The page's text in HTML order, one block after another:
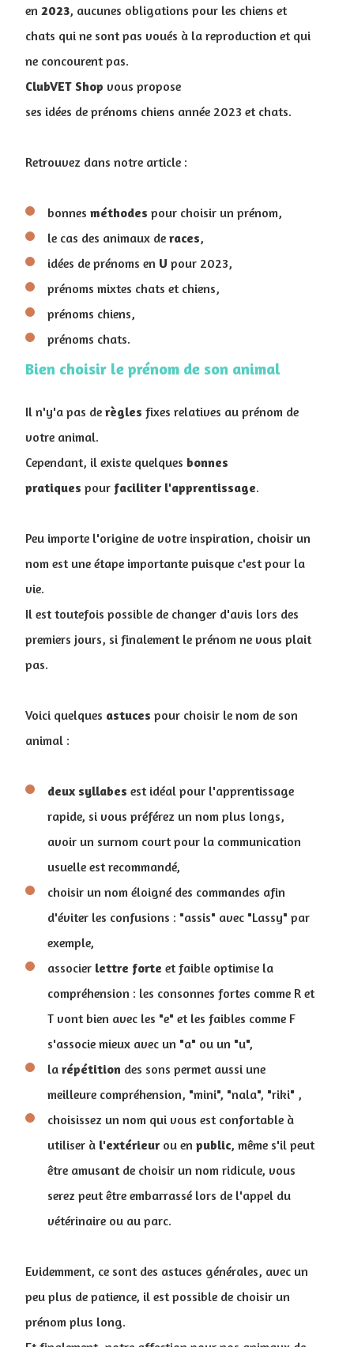
en 2023, aucunes obligations pour les chiens et
chats qui ne sont pas voués à la reproduction et qui
ne concourent pas.
ClubVET Shop vous propose
ses idées de prénoms chiens année 2023 et chats.
Retrouvez dans notre article :
bonnes méthodes pour choisir un prénom,
le cas des animaux de races,
idées de prénoms en U pour 2023,
prénoms mixtes chats et chiens,
prénoms chiens,
prénoms chats.
Bien choisir le prénom de son animal
Il n'y'a pas de règles fixes relatives au prénom de
votre animal.
Cependant, il existe quelques bonnes
pratiques pour faciliter l'apprentissage.
Peu importe l'origine de votre inspiration, choisir un
nom est une étape importante puisque c'est pour la
vie.
Il est toutefois possible de changer d'avis lors des
premiers jours, si finalement le prénom ne vous plait
pas.
Voici quelques astuces pour choisir le nom de son
animal :
deux syllabes est idéal pour l'apprentissage
rapide, si vous préférez un nom plus longs,
avoir un surnom court pour la communication
usuelle est recommandé,
choisir un nom éloigné des commandes afin
d'éviter les confusions : "assis" avec "Lassy" par
exemple,
associer lettre forte et faible optimise la
compréhension : les consonnes fortes comme R et
T vont bien avec les "e" et les faibles comme F
s'associe mieux avec un "a" ou un "u",
la répétition des sons permet aussi une
meilleure compréhension, "mini", "nala", "riki" ,
choisissez un nom qui vous est confortable à
utiliser à l'extérieurou en public, même s'il peut
être amusant de choisir un nom ridicule, vous
serez peut être embarrassé lors de l'appel du
vétérinaire ou au parc.
Evidemment, ce sont des astuces générales, avec un
peu plus de patience, il est possible de choisir un
prénom plus long.